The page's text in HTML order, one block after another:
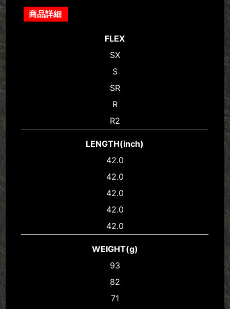
商品詳細
FLEX
SX
S
SR
R
R2
LENGTH(inch)
42.0
42.0
42.0
42.0
42.0
WEIGHT(g)
93
82
71